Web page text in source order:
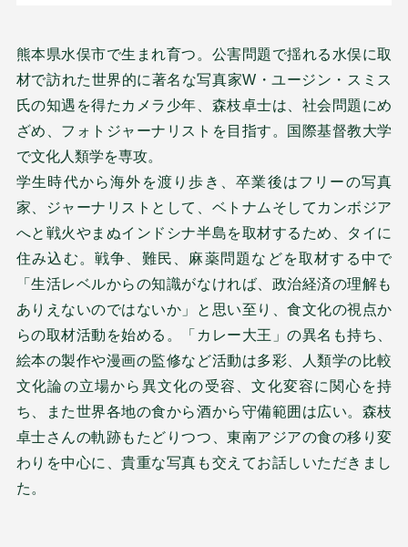
熊本県水俣市で生まれ育つ。公害問題で揺れる水俣に取
材で訪れた世界的に著名な写真家W・ユージン・スミス
氏の知遇を得たカメラ少年、森枝卓士は、社会問題にめ
ざめ、フォトジャーナリストを目指す。国際基督教大学
で文化人類学を専攻。
学生時代から海外を渡り歩き、卒業後はフリーの写真
家、ジャーナリストとして、ベトナムそしてカンボジア
へと戦火やまぬインドシナ半島を取材するため、タイに
住み込む。戦争、難民、麻薬問題などを取材する中で
「生活レベルからの知識がなければ、政治経済の理解も
ありえないのではないか」と思い至り、食文化の視点か
らの取材活動を始める。「カレー大王」の異名も持ち、
絵本の製作や漫画の監修など活動は多彩、人類学の比較
文化論の立場から異文化の受容、文化変容に関心を持
ち、また世界各地の食から酒から守備範囲は広い。森枝
卓士さんの軌跡もたどりつつ、東南アジアの食の移り変
わりを中心に、貴重な写真も交えてお話しいただきまし
た。